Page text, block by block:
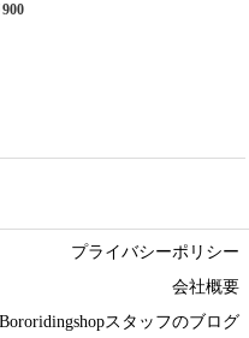
900
プライバシーポリシー
会社概要
Bororidingshopスタッフのブログ